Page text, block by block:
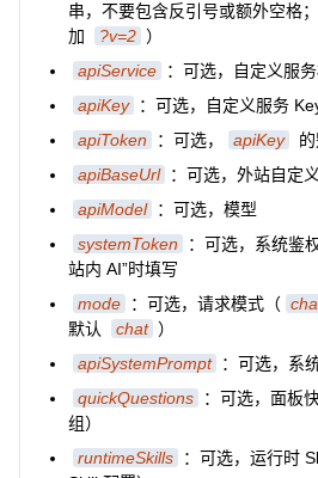
串，不要包含反引号或额外空格
加
?v=2 ）
apiService
：可选，自定义服
apiKey
：可选，自定义服务
apiToken
：可选， apiKey
apiBaseUrl
：可选，外站自定
apiModel
：可选，模型
systemToken
：可选，系统鉴
站内 AI”时填写
mode
：可选，请求模式（
默认
chat ）
apiSystemPrompt
：可选，系
quickQuestions
：可选，面板
组）
runtimeSkills
：可选，运行时